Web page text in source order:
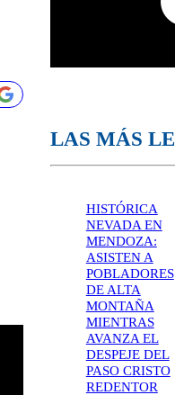
LAS MÁS
HISTÓRICA
NEVADA EN
MENDOZA:
ASISTEN A
POBLADORES
DE ALTA
MONTAÑA
MIENTRAS
AVANZA EL
DESPEJE DEL
PASO CRISTO
REDENTOR